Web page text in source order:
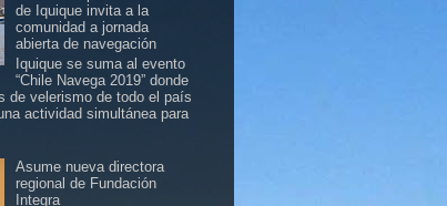
de Iquique invita a la
comunidad a jornada
abierta de navegación
Iquique se suma al evento
“Chile Navega 2019” donde
de velerismo de todo el país
actividad simultánea para
Asume nueva directora
regional de Fundación
Integra